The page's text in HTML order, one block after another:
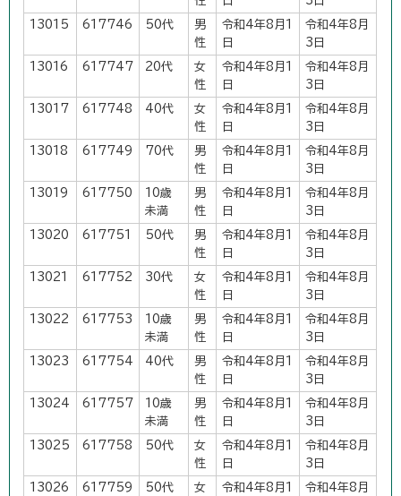
13015 617746 50代
男
性
令和4年8月1
日
令和4年8月
3日
13016 617747 20代
女
性
令和4年8月1
日
令和4年8月
3日
13017 617748 40代
女
性
令和4年8月1
日
令和4年8月
3日
13018 617749 70代
男
性
令和4年8月1
日
令和4年8月
3日
13019 617750
10歳
未満
男
性
令和4年8月1
日
令和4年8月
3日
13020 617751 50代
男
性
令和4年8月1
日
令和4年8月
3日
13021 617752 30代
女
性
令和4年8月1
日
令和4年8月
3日
13022 617753
10歳
未満
男
性
令和4年8月1
日
令和4年8月
3日
13023 617754 40代
男
性
令和4年8月1
日
令和4年8月
3日
13024 617757
10歳
未満
男
性
令和4年8月1
日
令和4年8月
3日
13025 617758 50代
女
性
令和4年8月1
日
令和4年8月
3日
13026 617759 50代
女
令和4年8月1
令和4年8月